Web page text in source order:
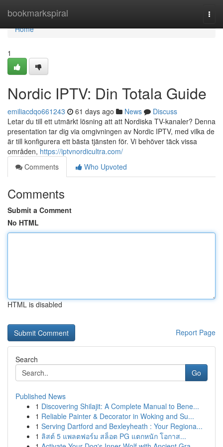
bookmarkspiral
Home
Home
1
Nordic IPTV: Din Totala Guide
emiliacdqo661243 61 days ago News
Discuss
Letar du till ett utmärkt lösning att att Nordiska TV-kanaler? Denna
presentation tar dig via omgivningen av Nordic IPTV, med vilka de
är till konfigurera ett bästa tjänsten för. Vi behöver täck vissa
områden, https://iptvnordicultra.com/
Comments
Who Upvoted
Comments
Submit a Comment
No HTML
HTML is disabled
Report Page
Search
Go
Published News
1 Discovering Shilajit: A Complete Manual to Bene...
1 Reliable Painter & Decorator in Woking and Su...
1 Serving Dartford and Bexleyheath : Your Regiona...
1 ลิสต์ 5 แพลตฟอร์ม สล็อต PG แตกหนัก โอกาส...